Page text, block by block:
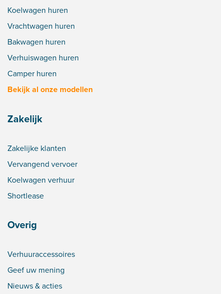
Koelwagen huren
Vrachtwagen huren
Bakwagen huren
Verhuiswagen huren
Camper huren
Bekijk al onze modellen
Zakelijk
Zakelijke klanten
Vervangend vervoer
Koelwagen verhuur
Shortlease
Overig
Verhuuraccessoires
Geef uw mening
Nieuws & acties